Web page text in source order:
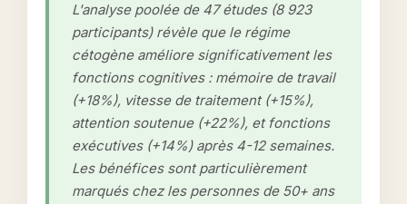
L'analyse poolée de 47 études (8 923
participants) révèle que le régime
cétogène améliore significativement les
fonctions cognitives : mémoire de travail
(+18%), vitesse de traitement (+15%),
attention soutenue (+22%), et fonctions
exécutives (+14%) après 4-12 semaines.
Les bénéfices sont particulièrement
marqués chez les personnes de 50+ ans